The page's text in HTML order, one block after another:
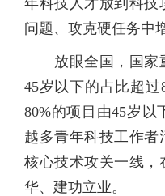
年科技人才放到科技
问题、攻克硬任务中
放眼全国，国家重
45岁以下的占比超过
80%的项目由45岁
越多青年科技工作
核心技术攻关一线，
华、建功立业。